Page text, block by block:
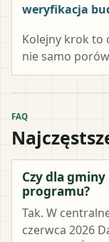
weryfikacja
Kolejny krok to
nie samo
FAQ
Czy dla
programu?
Tak. W
czerwca 2026